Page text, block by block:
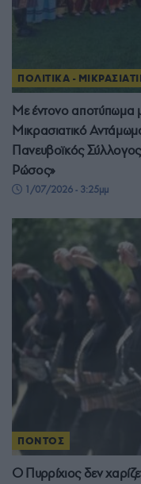
ΠΟΛΙΤΙΚΑ -
Με έντονο αποτύπωμα
Μικρασιατικό
Πανευβοϊκός
Ρώσος»
1/07/2026 - 3:25μμ
ΠΟΝΤΟΣ
Ο Πυρρίχιος δεν